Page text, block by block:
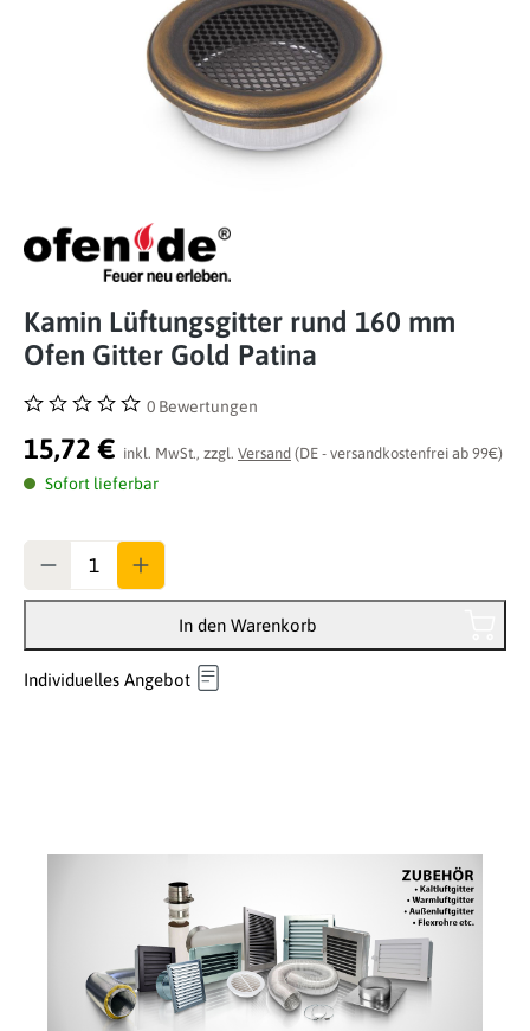
Kamin Lüftungsgitter rund 160 mm
Ofen Gitter Gold Patina
Durchschnittliche Bewertung von 0 von 5 Sternen
0 Bewertungen
15,72 € inkl. MwSt., zzgl. Versand (DE - versandkostenfrei ab 99€)
Sofort lieferbar
In den Warenkorb
Individuelles Angebot